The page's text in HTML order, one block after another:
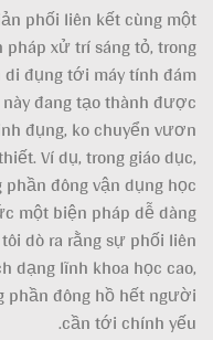
phối liên kết cùng một
xử trí sáng tỏ, trong
đụng tới máy tính đám
đang tạo thành được
đụng, ko chuyển vươn
Ví dụ, trong giáo dục,
đông vận dụng học
một biện pháp dễ dàng
dò ra rằng sự phối liên
dạng lĩnh khoa học cao,
phần đông hồ hết người
cần tới chính yếu.